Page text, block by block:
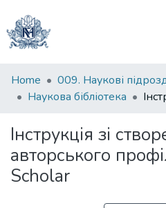
Communities
&
All of DSpace
Statistics
Home
Наукова бібліотека
Інструкція зі
авторського
Scholar